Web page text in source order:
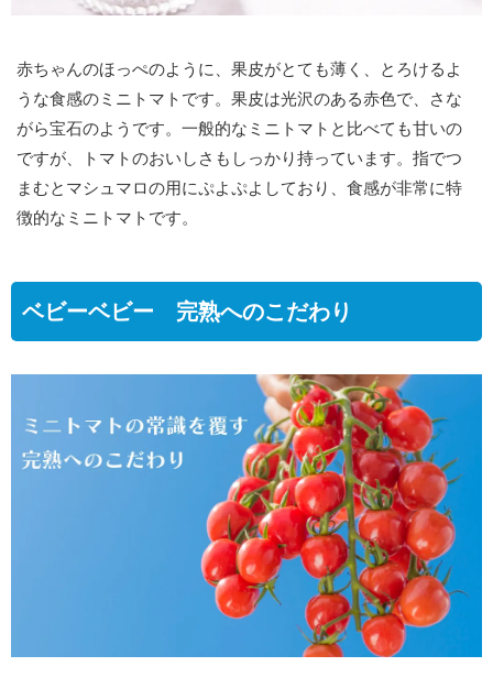
赤ちゃんのほっぺのように、果皮がとても薄く、とろけるよ
うな食感のミニトマトです。果皮は光沢のある赤色で、さな
がら宝石のようです。一般的なミニトマトと比べても甘いの
ですが、トマトのおいしさもしっかり持っています。指でつ
まむとマシュマロの用にぷよぷよしており、食感が非常に特
徴的なミニトマトです。
ベビーベビー 完熟へのこだわり